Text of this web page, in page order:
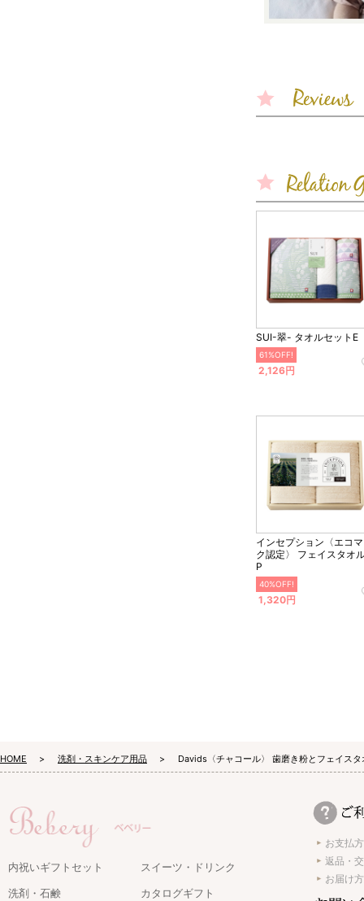
SUI-翠- タオルセットE
61%OFF!
2,126円
インセプション〈エコ
ク認定〉 フェイスタオ
P
40%OFF!
1,320円
HOME 洗剤・スキンケア用品 Davids〈チャコール〉 歯磨き粉とフェイス
内祝いギフトセット
スイーツ・ドリンク
洗剤・石鹸
カタログギフト
お支払
返品・
お届け